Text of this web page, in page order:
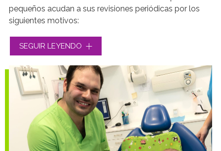
pequeños acudan a sus revisiones periódicas por los
siguientes motivos:
Los dientes temporales necesitan que les
prestemos tanta atención como los definitivos,
puesto que las patologías derivadas de la caries
en estos dientes pueden afectar a la formación y
maduración de los definitivos.
Para detectar posibles deficiencias en el
desarrollo de los maxilares en estadios iniciales, lo
que permitirá recibir un tratamiento que evite o
SEGUIR LEYENDO